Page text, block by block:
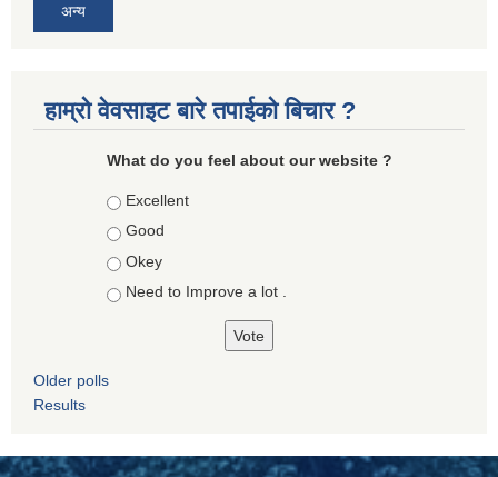
अन्य
हाम्रो वेवसाइट बारे तपाईको बिचार ?
What do you feel about our website ?
Choices
Excellent
Good
Okey
Need to Improve a lot .
Older polls
Results